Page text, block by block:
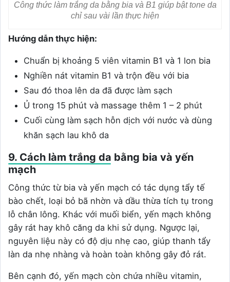
Công thức làm trắng da bằng bia và B1 giúp bật tone da
chỉ sau vài lần thực hiện
Hướng dẫn thực hiện:
Chuẩn bị khoảng 5 viên vitamin B1 và 1 lon bia
Nghiền nát vitamin B1 và trộn đều với bia
Sau đó thoa lên da đã được làm sạch
Ủ trong 15 phút và massage thêm 1 – 2 phút
Cuối cùng làm sạch hỗn dịch với nước và dùng
khăn sạch lau khô da
9. Cách làm trắng da bằng bia và yến
mạch
Công thức từ bia và yến mạch có tác dụng tẩy tế
bào chết, loại bỏ bã nhờn và dầu thừa tích tụ trong
lỗ chân lông. Khác với muối biển, yến mạch không
gây rát hay khô căng da khi sử dụng. Ngược lại,
nguyên liệu này có độ dịu nhẹ cao, giúp thanh tẩy
làn da nhẹ nhàng và hoàn toàn không gây đỏ rát.
Bên cạnh đó, yến mạch còn chứa nhiều vitamin,